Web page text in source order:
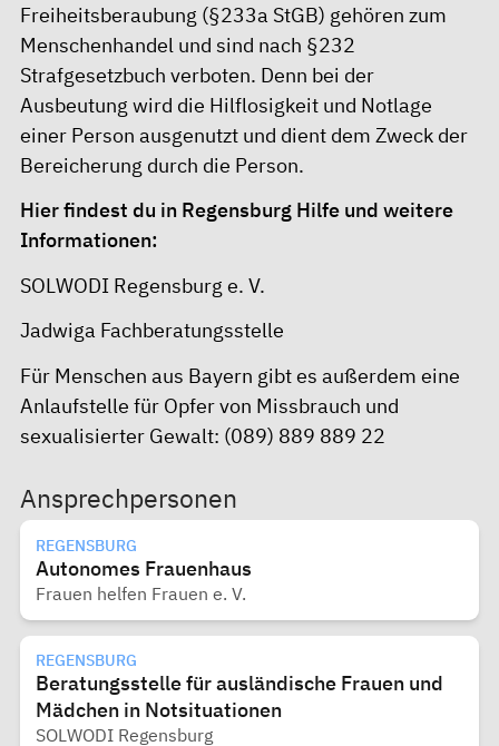
Freiheitsberaubung (§233a StGB) gehören zum
Menschenhandel und sind nach §232
Strafgesetzbuch verboten. Denn bei der
Ausbeutung wird die Hilflosigkeit und Notlage
einer Person ausgenutzt und dient dem Zweck der
Bereicherung durch die Person.
Hier findest du in Regensburg Hilfe und weitere
Informationen:
SOLWODI Regensburg e. V.
Jadwiga Fachberatungsstelle
Für Menschen aus Bayern gibt es außerdem eine
Anlaufstelle für Opfer von Missbrauch und
sexualisierter Gewalt: (089) 889 889 22
Ansprechpersonen
REGENSBURG
Autonomes Frauenhaus
Frauen helfen Frauen e. V.
REGENSBURG
Beratungsstelle für ausländische Frauen und
Mädchen in Notsituationen
SOLWODI Regensburg